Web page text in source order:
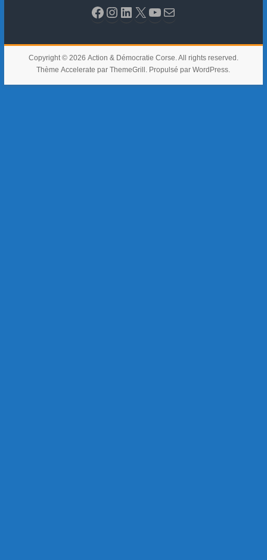
Copyright © 2026 Action & Démocratie Corse. All rights reserved.
ThèmeAccelerate par ThemeGrill. Propulsé parWordPress.